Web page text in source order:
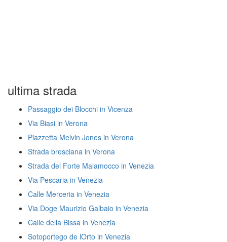
ultima strada
Passaggio dei Blocchi in Vicenza
Via Biasi in Verona
Piazzetta Melvin Jones in Verona
Strada bresciana in Verona
Strada del Forte Malamocco in Venezia
Via Pescaria in Venezia
Calle Merceria in Venezia
Via Doge Maurizio Galbaio in Venezia
Calle della Bissa in Venezia
Sotoportego de lOrto in Venezia